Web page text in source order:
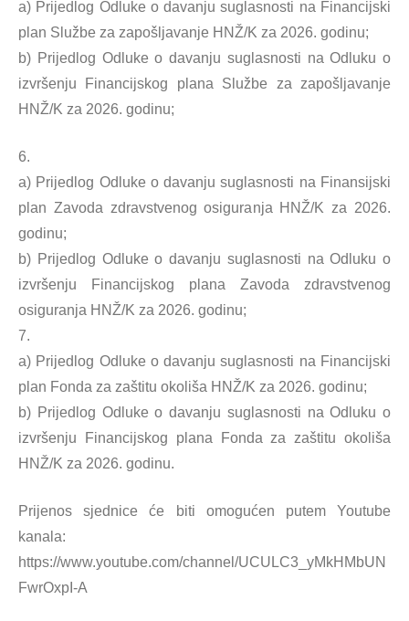
a) Prijedlog Odluke o davanju suglasnosti na Financijski
plan Službe za zapošljavanje HNŽ/K za 2026. godinu;
b) Prijedlog Odluke o davanju suglasnosti na Odluku o
izvršenju Financijskog plana Službe za zapošljavanje
HNŽ/K za 2026. godinu;
6.
a) Prijedlog Odluke o davanju suglasnosti na Finansijski
plan Zavoda zdravstvenog osiguranja HNŽ/K za 2026.
godinu;
b) Prijedlog Odluke o davanju suglasnosti na Odluku o
izvršenju Financijskog plana Zavoda zdravstvenog
osiguranja HNŽ/K za 2026. godinu;
7.
a) Prijedlog Odluke o davanju suglasnosti na Financijski
plan Fonda za zaštitu okoliša HNŽ/K za 2026. godinu;
b) Prijedlog Odluke o davanju suglasnosti na Odluku o
izvršenju Financijskog plana Fonda za zaštitu okoliša
HNŽ/K za 2026. godinu.
Prijenos sjednice će biti omogućen putem Youtube
kanala:
https://www.youtube.com/channel/UCULC3_yMkHMbUN
FwrOxpI-A